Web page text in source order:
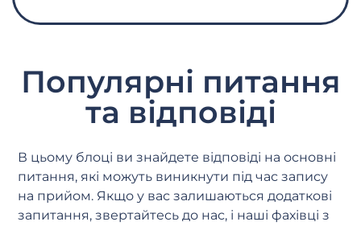
Популярні питання
та відповіді
В цьому блоці ви знайдете відповіді на основні
питання, які можуть виникнути під час запису
на прийом. Якщо у вас залишаються додаткові
запитання, звертайтесь до нас, і наші фахівці з